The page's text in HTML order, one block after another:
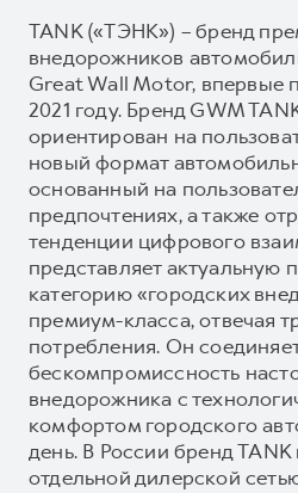
TANK («ТЭНК») – бренд
внедорожников
Great Wall Motor, впервые
2021 году. Бренд GWM
ориентирован на
новый формат
основанный на
предпочтениях, а также
тенденции цифрового
представляет актуальную
категорию «городских
премиум-класса, отвечая
потребления. Он
бескомпромиссность
внедорожника с
комфортом городского
день. В России бренд TANK
отдельной дилерской